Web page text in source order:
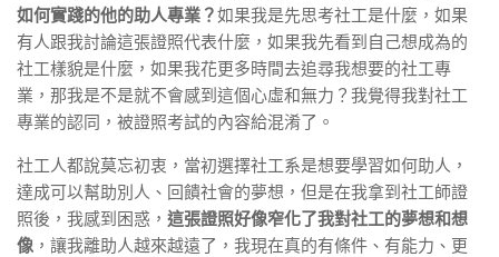
如何實踐的他的助人專業？如果我是先思考社工是什麼，如果
有人跟我討論這張證照代表什麼，如果我先看到自己想成為的
社工樣貌是什麼，如果我花更多時間去追尋我想要的社工專
業，那我是不是就不會感到這個心虛和無力？我覺得我對社工
專業的認同，被證照考試的內容給混淆了。
社工人都說莫忘初衷，當初選擇社工系是想要學習如何助人，
達成可以幫助別人、回饋社會的夢想，但是在我拿到社工師證
照後，我感到困惑， 這張證照好像窄化了我對社工的夢想和想
像 ，讓我離助人越來越遠了，我現在真的有條件、有能力、更